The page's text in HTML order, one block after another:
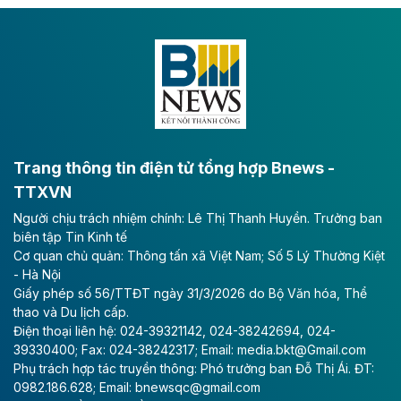
Đông A dài khoảng 25,1 km được kỳ vọng sẽ tạo động
lực phát triển kinh tế - xã hội khu vực phía Nam đồng
Long Thành
Tổng công ty Cảng hàng không Việt Nam - CTCP
(ACV) vừa lập kỷ lục mới về lợi nhuận trong quý
II/2026.
Theo baodautu.vn
Vinaconex lập đỉnh doanh thu
Tổng CTCP Xuất nhập khẩu và Xây dựng Việt Nam
(Vinaconex) đã khép lại nửa đầu năm với doanh thu
thuần gần 7.268 tỷ đồng, tăng 4% so với cùng kỳ và
cũng là mức cao nhất lịch sử hoạt động của doanh
Trang thông tin điện tử tổng hợp Bnews -
TTXVN
Người chịu trách nhiệm chính: Lê Thị Thanh Huyền. Trưởng ban
biên tập Tin Kinh tế
Cơ quan chủ quản: Thông tấn xã Việt Nam; Số 5 Lý Thường Kiệt
- Hà Nội
Giấy phép số 56/TTĐT ngày 31/3/2026 do Bộ Văn hóa, Thể
thao và Du lịch cấp.
Điện thoại liên hệ: 024-39321142, 024-38242694, 024-
39330400; Fax: 024-38242317; Email: media.bkt@Gmail.com
Phụ trách hợp tác truyền thông: Phó trưởng ban Đỗ Thị Ái. ĐT:
0982.186.628; Email: bnewsqc@gmail.com